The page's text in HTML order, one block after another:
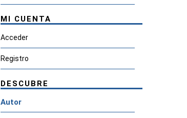
MI CUENTA
Acceder
Registro
DESCUBRE
Autor